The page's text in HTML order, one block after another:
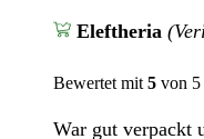
Eleftheria
Bewertet mit 5 von 5
War gut verpackt